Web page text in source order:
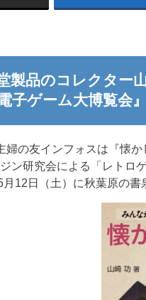
製品のコレクター
子ゲーム大博覧会
婦の友インフォスは『懐
ン研究会による「レトロ
12日（土）に秋葉原の書